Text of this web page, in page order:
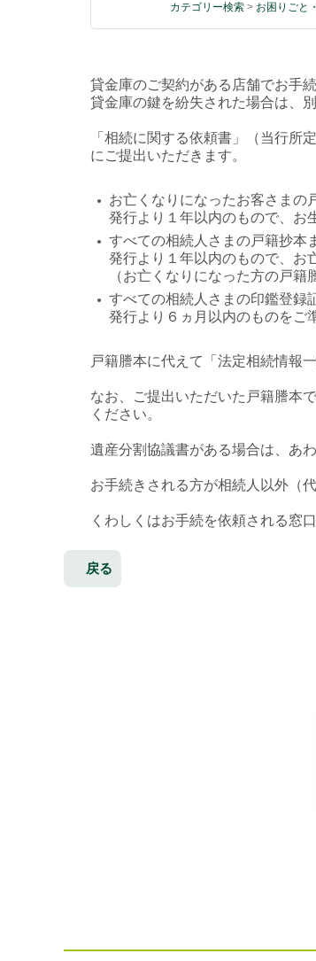
カテゴリー検索 > お困りごと
貸金庫のご契約がある店舗でお手
貸金庫の鍵を紛失された場合は、
「相続に関する依頼書」（当行所
にご提出いただきます。
●
お亡くなりになったお客さまの
発行より１年以内のもので、お
●
すべての相続人さまの戸籍抄本
発行より１年以内のもので、お
（お亡くなりになった方の戸
●
すべての相続人さまの印鑑登録
発行より６ヵ月以内のものをご
戸籍謄本に代えて「法定相続情報
なお、ご提出いただいた戸籍謄本
ください。
遺産分割協議書がある場合は、あ
お手続きされる方が相続人以外（
くわしくはお手続を依頼される窓
戻る